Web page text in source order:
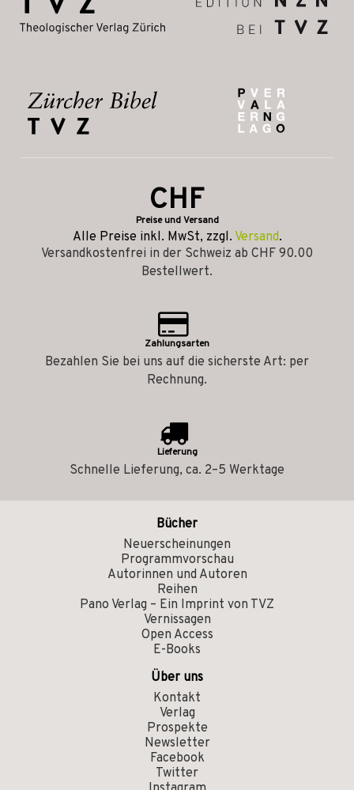
CHF
Preise und Versand
Alle Preise inkl. MwSt, zzgl. Versand.
Versandkostenfrei in der Schweiz ab CHF 90.00
Bestellwert.
Zahlungsarten
Bezahlen Sie bei uns auf die sicherste Art: per
Rechnung.
Lieferung
Schnelle Lieferung, ca. 2–5 Werktage
Bücher
Neuerscheinungen
Programmvorschau
Autorinnen und Autoren
Reihen
Pano Verlag – Ein Imprint von TVZ
Vernissagen
Open Access
E-Books
Über uns
Kontakt
Verlag
Prospekte
Newsletter
Facebook
Twitter